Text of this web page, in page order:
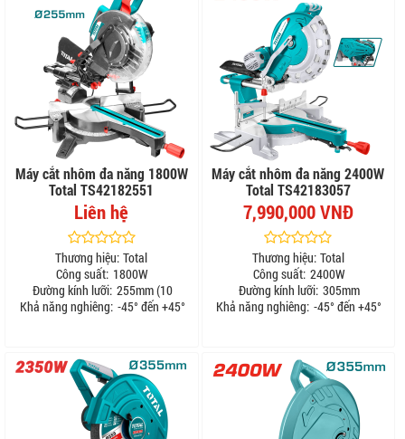
Máy cắt nhôm đa năng 1800W
Total TS42182551
Liên hệ
Thương hiệu: Total
Công suất: 1800W
Đường kính lưỡi: 255mm (10
Khả năng nghiêng: -45° đến +45°
Máy cắt nhôm đa năng 2400W
Total TS42183057
7,990,000 VNĐ
Thương hiệu: Total
Công suất: 2400W
Đường kính lưỡi: 305mm
Khả năng nghiêng: -45° đến +45°